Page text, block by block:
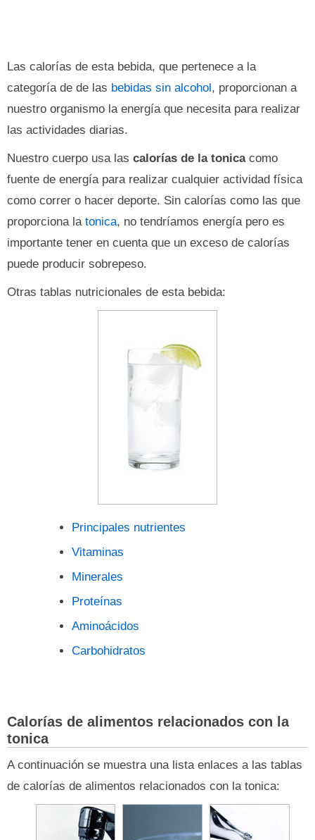
Las calorías de esta bebida, que pertenece a la
categoría de de las bebidas sin alcohol, proporcionan a
nuestro organismo la energía que necesita para realizar
las actividades diarias.
Nuestro cuerpo usa las calorías de la tonicacomo
fuente de energía para realizar cualquier actividad física
como correr o hacer deporte. Sin calorías como las que
proporciona latonica, no tendríamos energía pero es
importante tener en cuenta que un exceso de calorías
puede producir sobrepeso.
Otras tablas nutricionales de esta bebida:
Principales nutrientes
Vitaminas
Minerales
Proteínas
Aminoácidos
Carbohidratos
Calorías de alimentos relacionados con la
tonica
A continuación se muestra una lista enlaces a las tablas
de calorías de alimentos relacionados con la tonica: